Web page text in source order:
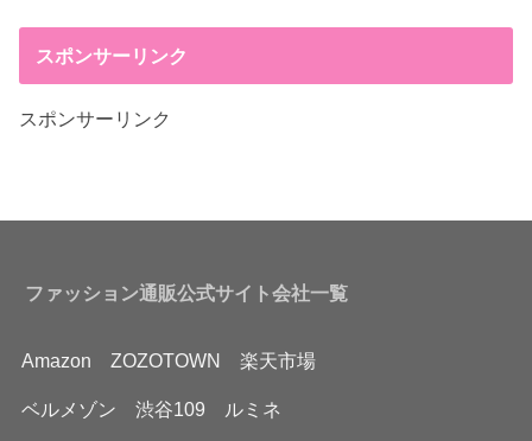
スポンサーリンク
スポンサーリンク
ファッション通販公式サイト会社一覧
Amazon ZOZOTOWN 楽天市場
ベルメゾン 渋谷109 ルミネ